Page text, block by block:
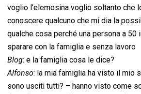
voglio l’elemosina voglio soltanto che
conoscere qualcuno che mi dia la
qualche cosa perché una persona a
sparare con la famiglia e senza lavoro
Blog: e la famiglia cosa le dice?
Alfonso: la mia famiglia ha visto il mio
sono usciti tutti? – hanno visto come